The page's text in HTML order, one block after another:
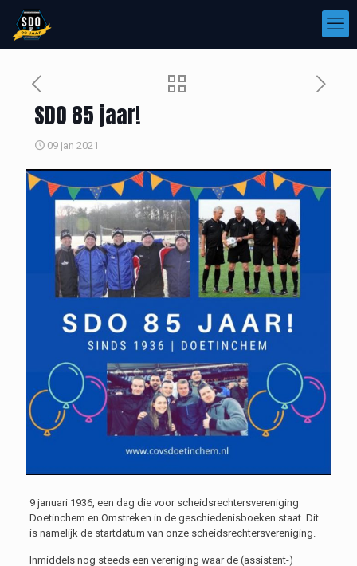
SDO 85 jaar!
09 jan 2021
9 januari 1936, een dag die voor scheidsrechtersvereniging
Doetinchem en Omstreken in de geschiedenisboeken staat. Dit
is namelijk de startdatum van onze scheidsrechtersvereniging.
Inmiddels nog steeds een vereniging waar de (assistent-)